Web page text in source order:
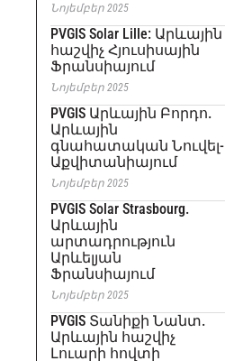
Նոյեմբեր 2025
PVGIS Solar Lille: Արևային
հաշվիչ Հյուսիսային
Ֆրանսիայում
Նոյեմբեր 2025
PVGIS Արևային Բորդո.
Արևային
գնահատական ​​Նուվել-
Աքվիտանիայում
Նոյեմբեր 2025
PVGIS Solar Strasbourg.
Արևային
արտադրություն
Արևելյան
Ֆրանսիայում
Նոյեմբեր 2025
PVGIS Տանիքի Նանտ.
Արևային հաշվիչ
Լուարի հովտի